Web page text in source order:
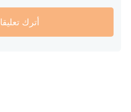
أترك تعليقا